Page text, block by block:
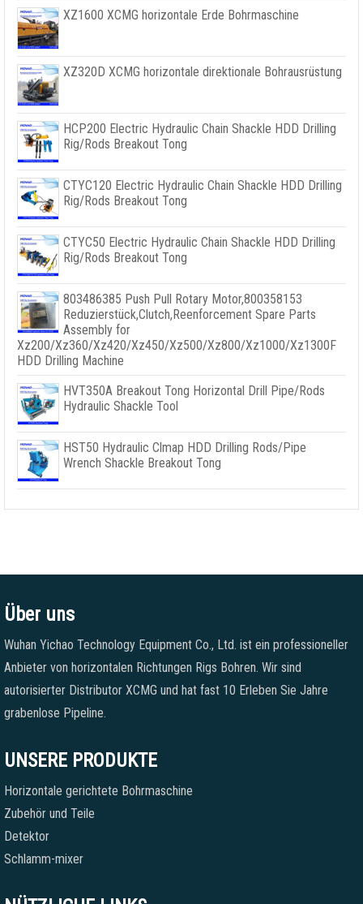
XZ1600 XCMG horizontale Erde Bohrmaschine
XZ320D XCMG horizontale direktionale Bohrausrüstung
HCP200 Electric Hydraulic Chain Shackle HDD Drilling
Rig/Rods Breakout Tong
CTYC120 Electric Hydraulic Chain Shackle HDD Drilling
Rig/Rods Breakout Tong
CTYC50 Electric Hydraulic Chain Shackle HDD Drilling
Rig/Rods Breakout Tong
803486385 Push Pull Rotary Motor,800358153
Reduzierstück,Clutch, Reenforcement Spare Parts
Assembly for
Xz200/Xz360/Xz420/Xz450/Xz500/Xz800/Xz1000/Xz1300F
HDD Drilling Machine
HVT350A Breakout Tong Horizontal Drill Pipe/Rods
Hydraulic Shackle Tool
HST50 Hydraulic Clmap HDD Drilling Rods/Pipe
Wrench Shackle Breakout Tong
Über uns
Wuhan Yichao Technology Equipment Co., Ltd. ist ein professioneller
Anbieter von horizontalen Richtungen Rigs Bohren. Wir sind
autorisierter Distributor XCMG und hat fast 10 Erleben Sie Jahre
grabenlose Pipeline.
UNSERE PRODUKTE
Horizontale gerichtete Bohrmaschine
Zubehör und Teile
Detektor
Schlamm-mixer